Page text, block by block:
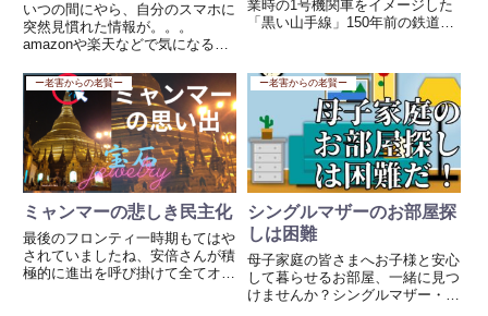
いつの間にやら、自分のスマホに
突然見慣れた情報が。。。
amazonや楽天などで気になる商
「・・・・のものを」をお探しに
なっていますか？とかなんとかい
らぬ情報画面が出てきますよね。
あれってある意味怖くないです
か？...
業時の1号機関車をイメージした
「黒い山手線」150年前の鉄道開
「Netflix」がジャックした。 1号
機関車を想起させる黒色でフルラ
ッピングされた車両上記...
ー老害からの老賢ー
ミャンマーの悲しき民主化
最後のフロンティ一時期もてはや
されていましたね、安倍さんが積
極的に進出を呼び掛けて全てオジ
ー老害からの老賢ー
シングルマザーのお部屋探
しは困難
母子家庭の皆さまへお子様と安心
して暮らせるお部屋、一緒に見つ
けませんか？シングルマザー・シ